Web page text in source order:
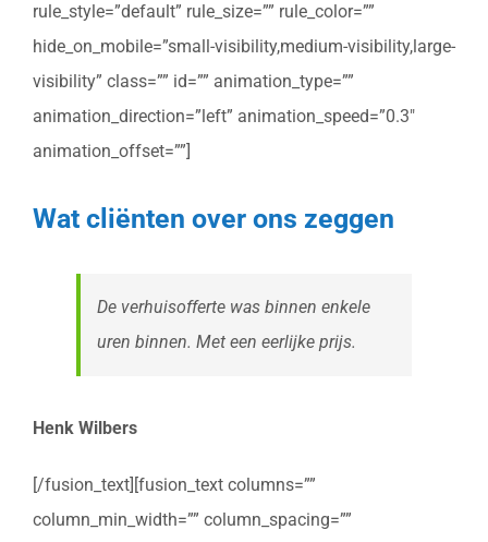
rule_style=”default” rule_size=”” rule_color=””
hide_on_mobile=”small-visibility,medium-visibility,large-
visibility” class=”” id=”” animation_type=””
animation_direction=”left” animation_speed=”0.3″
animation_offset=””]
Wat cliënten over ons zeggen
De verhuisofferte was binnen enkele
uren binnen. Met een eerlijke prijs.
Henk Wilbers
[/fusion_text][fusion_text columns=””
column_min_width=”” column_spacing=””